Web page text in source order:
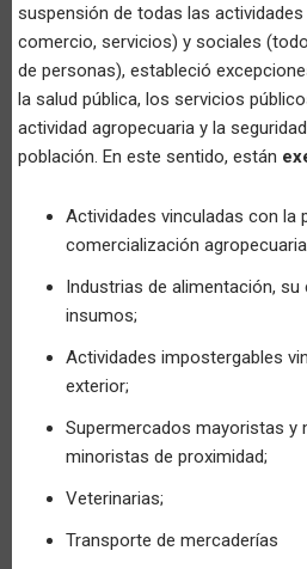
suspensión de todas las
comercio, servicios) y sociales
de personas), estableció
la salud pública, los servicios
actividad agropecuaria y la
población. En este sentido, están
Actividades vinculadas con la
comercialización
Industrias de alimentación, su
insumos;
Actividades impostergables
exterior;
Supermercados mayoristas y
minoristas de proximidad;
Veterinarias;
Transporte de mercaderías